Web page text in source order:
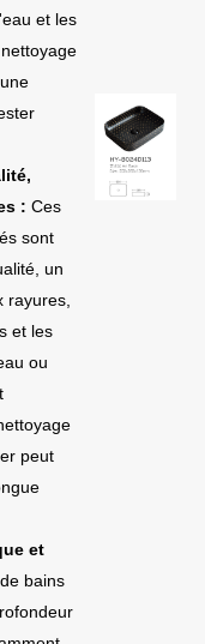
et les
: Ces
sont
un
rayures,
et les
ou
peut
et
bains